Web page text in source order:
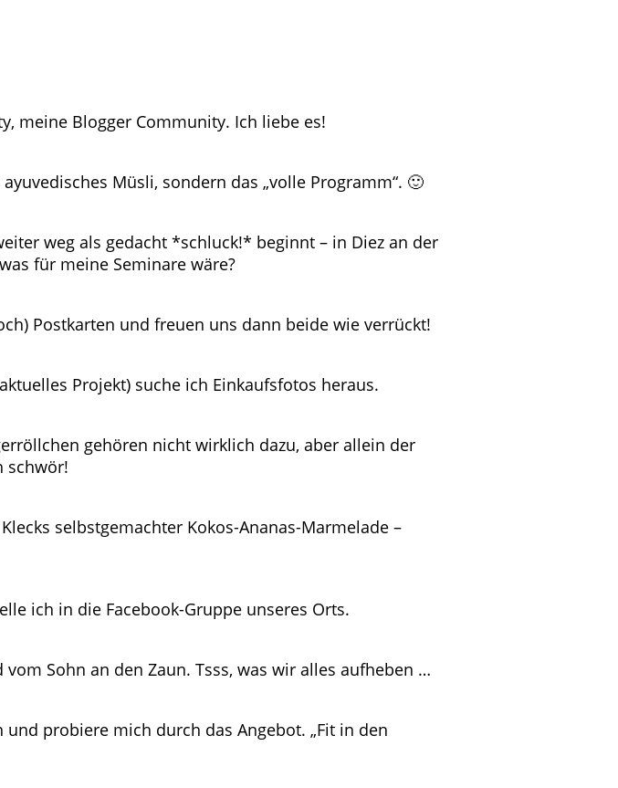
meine Blogger Community. Ich liebe es!
Müsli, sondern das „volle Programm“. 🙂
weg als gedacht *schluck!* beginnt – in Diez an der
für meine Seminare wäre?
Postkarten und freuen uns dann beide wie verrückt!
Projekt) suche ich Einkaufsfotos heraus.
gehören nicht wirklich dazu, aber allein der
schwör!
selbstgemachter Kokos-Ananas-Marmelade –
ich in die Facebook-Gruppe unseres Orts.
Sohn an den Zaun. Tsss, was wir alles aufheben …
probiere mich durch das Angebot. „Fit in den